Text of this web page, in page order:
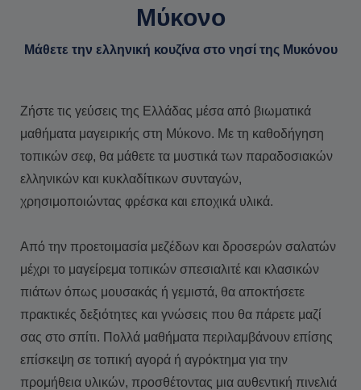
Μύκονο
Μάθετε την ελληνική κουζίνα στο νησί της Μυκόνου
Ζήστε τις γεύσεις της Ελλάδας μέσα από βιωματικά
μαθήματα μαγειρικής στη Μύκονο. Με τη καθοδήγηση
τοπικών σεφ, θα μάθετε τα μυστικά των παραδοσιακών
ελληνικών και κυκλαδίτικων συνταγών,
χρησιμοποιώντας φρέσκα και εποχικά υλικά.
Από την προετοιμασία μεζέδων και δροσερών σαλατών
μέχρι το μαγείρεμα τοπικών σπεσιαλιτέ και κλασικών
πιάτων όπως μουσακάς ή γεμιστά, θα αποκτήσετε
πρακτικές δεξιότητες και γνώσεις που θα πάρετε μαζί
σας στο σπίτι. Πολλά μαθήματα περιλαμβάνουν επίσης
επίσκεψη σε τοπική αγορά ή αγρόκτημα για την
προμήθεια υλικών, προσθέτοντας μια αυθεντική πινελιά